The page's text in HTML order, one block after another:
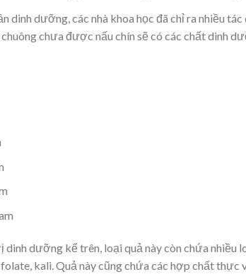
dinh dưỡng, các nhà khoa học đã chỉ ra nhiều
chưa được nấu chín sẽ có các chất dinh
dinh dưỡng kể trên, loại quả này còn chứa nhiều
kali. Quả này cũng chứa các hợp chất thực